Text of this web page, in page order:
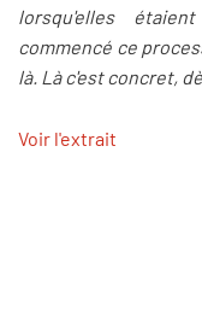
lorsqu'elles
commencé ce
là. Là c'est concret,
Voir l'extrait